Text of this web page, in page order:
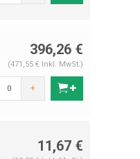
396,26 €
(471,55 € Inkl. MwSt.)
+
11,67 €